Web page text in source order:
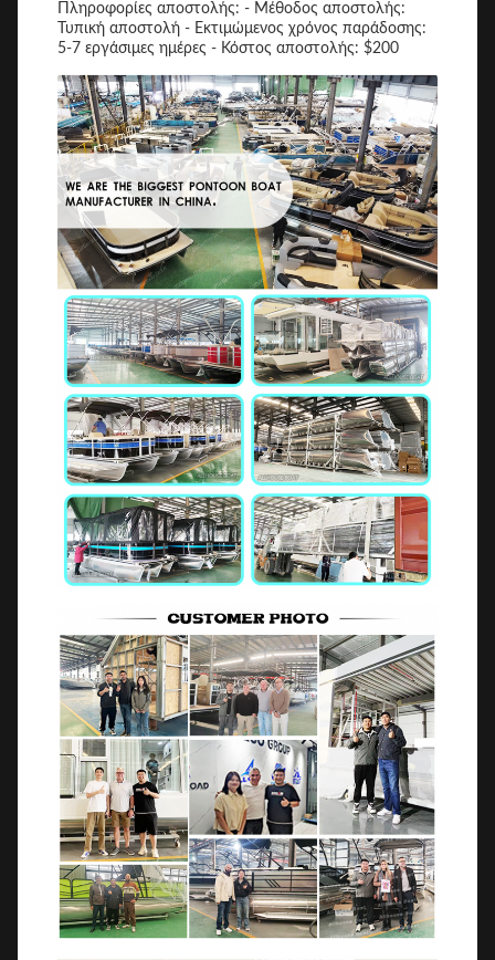
Πληροφορίες αποστολής: - Μέθοδος αποστολής:
Τυπική αποστολή - Εκτιμώμενος χρόνος παράδοσης:
5-7 εργάσιμες ημέρες - Κόστος αποστολής: $200